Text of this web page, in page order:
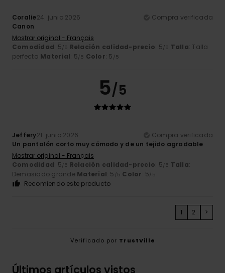
Coralie24. junio 2026
Compra verificada
Canon
Mostrar original - Français
Comodidad: 5/5 Relación calidad-precio: 5/5 Talla: Talla
perfecta Material: 5/5 Color: 5 /5
5/5
Jeffery21. junio 2026
Compra verificada
Un pantalón corto muy cómodo y de un tejido agradable
Mostrar original - Français
Comodidad: 5/5 Relación calidad-precio: 5/5 Talla:
Demasiado grande Material: 5 /5 Color: 5/5
Recomiendo este producto
1 2 >
Verificado por TrustVille
Últimos artículos vistos